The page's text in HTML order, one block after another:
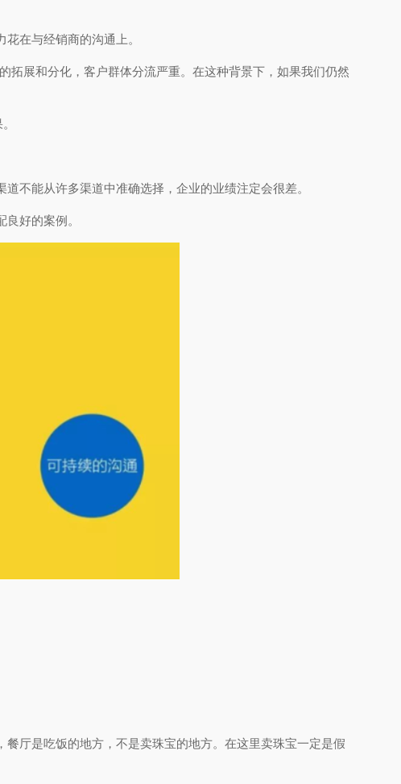
在与经销商的沟通上。
拓展和分化，客户群体分流严重。在这种背景下，如果我们仍然
不能从许多渠道中准确选择，企业的业绩注定会很差。
好的案例。
厅是吃饭的地方，不是卖珠宝的地方。在这里卖珠宝一定是假